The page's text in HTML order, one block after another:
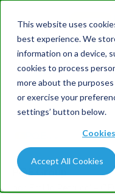
This website uses
best experience. We
information on a device,
cookies to process
more about the
or exercise your
settings’ button below.
Accept All Cookies
Go To...
PQE Group